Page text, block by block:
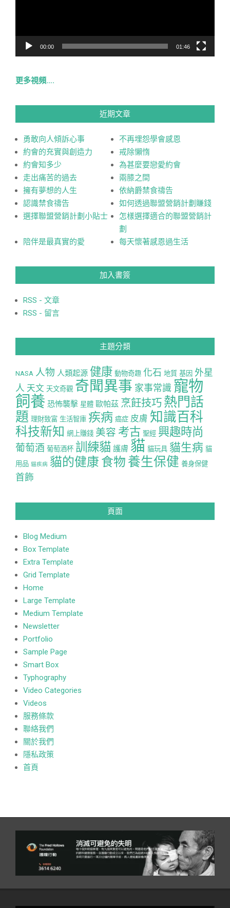
00:00 01:46
更多視頻….
近期文章
勇敢向人傾訴心事
不再埋怨學會感恩
約會的充實與創造力
戒除懶惰
約會知多少
為甚麼要戀愛約會
走出痛苦的過去
兩膝之間
擁有夢想的人生
依納爵禁食禱告
認識禁食禱告
如何透過聯盟營銷計劃賺錢
選擇聯盟營銷計劃小貼士
怎樣選擇適合的聯盟營銷計
劃
陪伴是最真實的愛
每天懷著感恩過生活
加入書簽
RSS - 文章
RSS - 留言
主題分類
NASA 人物 人類起源 健康 動物奇趣 化石 地質 基因 外星
人 天文 天文奇觀 奇聞異事 家事常識 寵物
飼養 恐怖襲擊 星體 歐帕茲 烹飪技巧 熱門話
題 理財致富 生活智庫 疾病 癌症 皮膚 知識百科
科技新知 網上賺錢 美容 考古 聖經 興趣時尚
葡萄酒 葡萄酒杯 訓練貓 護膚 貓 貓玩具 貓生病 貓
用品 貓疾病 貓的健康 食物 養生保健 養身保健
首飾
頁面
Blog Medium
Box Template
Extra Template
Grid Template
Home
Large Template
Medium Template
Newsletter
Portfolio
Sample Page
Smart Box
Typhography
Video Categories
Videos
服務條款
聯絡我們
關於我們
隱私政策
首頁